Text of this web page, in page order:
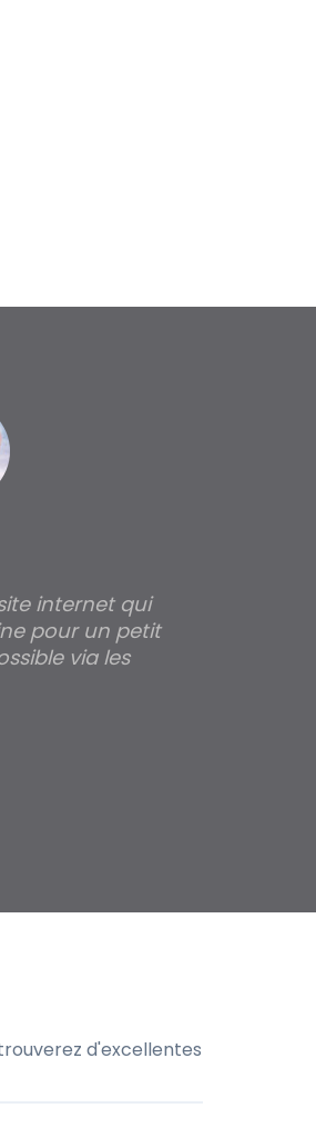
internet qui
pour un petit
via les
d'excellentes